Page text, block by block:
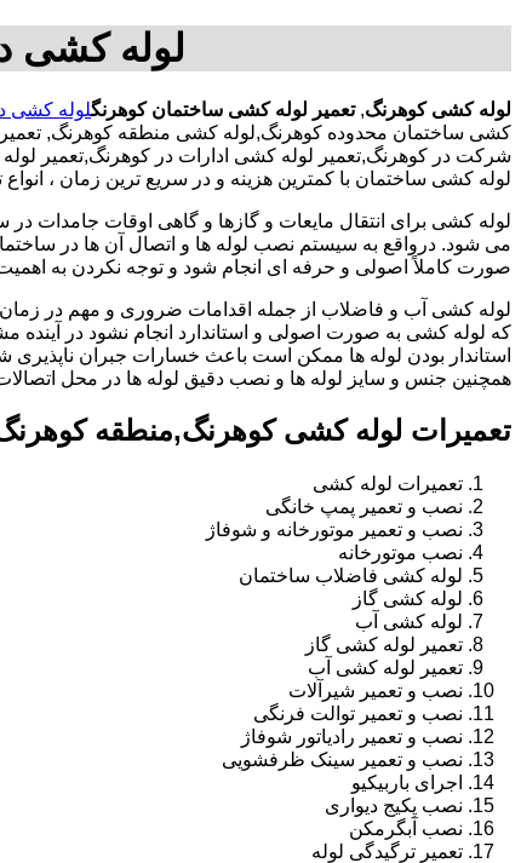
لوله کشی
لوله کشی کوهرنگ,تعمیر لوله کشی ساختمان کوهرنگلوله کشی
کشی ساختمان محدوده کوهرنگ,لوله کشی منطقه کوهرنگ,
شرکت در کوهرنگ,تعمیر لوله کشی ادارات در کوهرنگ,تعمیر
لوله کشی ساختمان با کمترین هزینه و در سریع ترین زمان ،
لوله کشی برای انتقال مایعات و گازها و گاهی اوقات جامدات
می شود. درواقع به سیستم نصب لوله ها و اتصال آن ها در
صورت کاملاً اصولی و حرفه ای انجام شود و توجه نکردن به
لوله کشی آب و فاضلاب از جمله اقدامات ضروری و مهم در
که لوله کشی به صورت اصولی و استاندارد انجام نشود در
استاندار بودن لوله ها ممکن است باعث خسارات جبران
همچنین جنس و سایز لوله ها و نصب دقیق لوله ها در محل
تعمیرات لوله کشی کوهرنگ,منطقه
تعمیرات لوله کشی
نصب و تعمیر پمپ خانگی
نصب و تعمیر موتورخانه و شوفاژ
نصب موتورخانه
لوله کشی فاضلاب ساختمان
لوله کشی گاز
لوله کشی آب
تعمیر لوله کشی گاز
تعمیر لوله کشی آب
نصب و تعمیر شیرآلات
نصب و تعمیر توالت فرنگی
نصب و تعمیر رادیاتور شوفاژ
نصب و تعمیر سینک ظرفشویی
اجرای باربیکیو
نصب پکیج دیواری
نصب آبگرمکن
تعمیر ترگیدگی لوله